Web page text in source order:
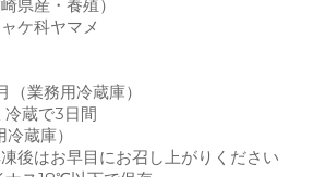
県産・養殖）
ケ科ヤマメ
業務用冷蔵庫）
蔵で3日間
蔵庫）
後はお早目にお召し上がりください